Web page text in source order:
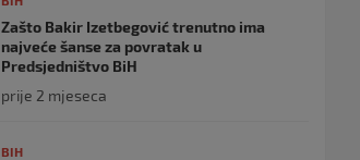
Zašto Bakir Izetbegović trenutno ima
najveće šanse za povratak u
Predsjedništvo BiH
prije 2 mjeseca
BIH